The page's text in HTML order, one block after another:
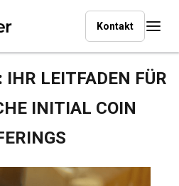
Kontakt
IHR LEITFADEN FÜR
INITIAL COIN